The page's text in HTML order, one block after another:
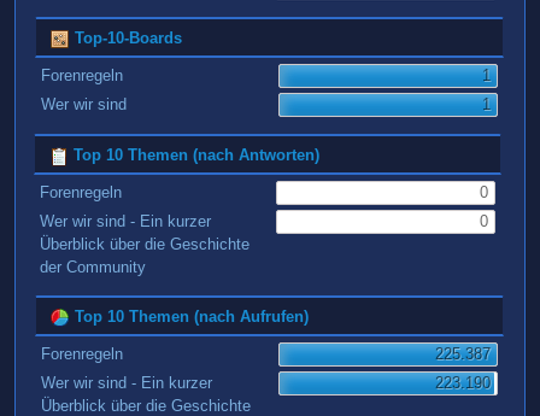
Top-10-Boards
Forenregeln
1
Wer wir sind
1
Top 10 Themen (nach Antworten)
Forenregeln
0
Wer wir sind - Ein kurzer
Überblick über die Geschichte
der Community
0
Top 10 Themen (nach Aufrufen)
Forenregeln
225.387
Wer wir sind - Ein kurzer
Überblick über die Geschichte
223.190